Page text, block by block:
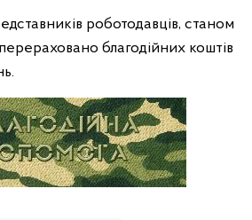
роботодавців, станом
благодійних коштів